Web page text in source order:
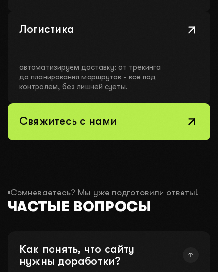
Логистика
автоматизируем доставку: от трекинга
до планирования маршрутов - все под
контролем, без лишней суеты.
Свяжитесь с нами
Сомневаетесь? Мы уже подготовили ответы!
ЧАСТЫЕ ВОПРОСЫ
Как понять, что сайту
нужны доработки?